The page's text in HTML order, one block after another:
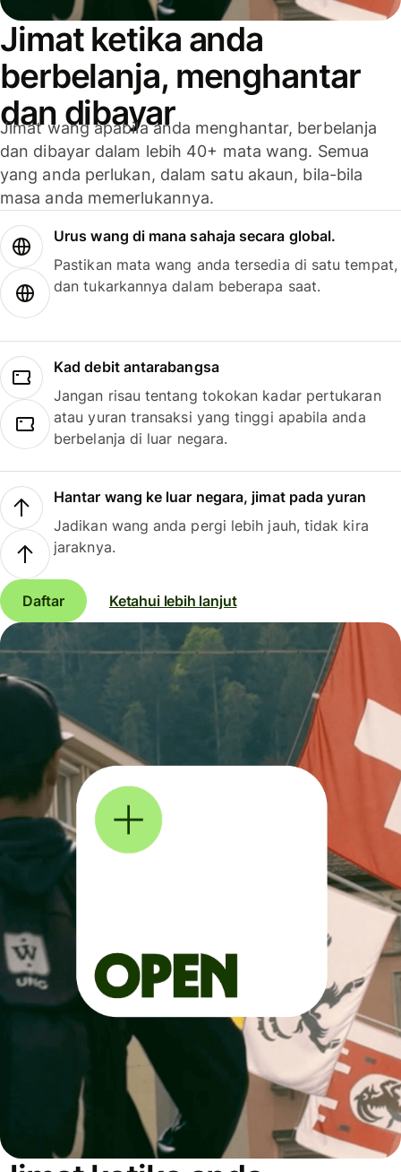
Jimat ketika anda
berbelanja, menghantar
dan dibayar
Jimat wang apabila anda menghantar, berbelanja
dan dibayar dalam lebih 40+ mata wang. Semua
yang anda perlukan, dalam satu akaun, bila-bila
masa anda memerlukannya.
Urus wang di mana sahaja secara global.
Pastikan mata wang anda tersedia di satu tempat,
dan tukarkannya dalam beberapa saat.
Kad debit antarabangsa
Jangan risau tentang tokokan kadar pertukaran
atau yuran transaksi yang tinggi apabila anda
berbelanja di luar negara.
Hantar wang ke luar negara, jimat pada yuran
Jadikan wang anda pergi lebih jauh, tidak kira
jaraknya.
Daftar Ketahui lebih lanjut